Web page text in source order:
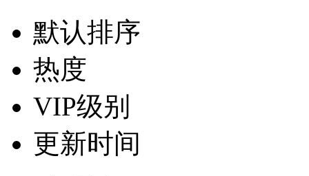
默认排序
热度
VIP级别
更新时间